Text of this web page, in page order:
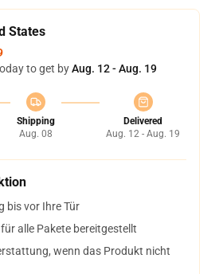
States
to get byAug. 12 - Aug. 19
Shipping
Aug. 08
Delivered
Aug. 12 - Aug. 19
bis vor Ihre Tür
alle Pakete bereitgestellt
wenn das Produkt nicht